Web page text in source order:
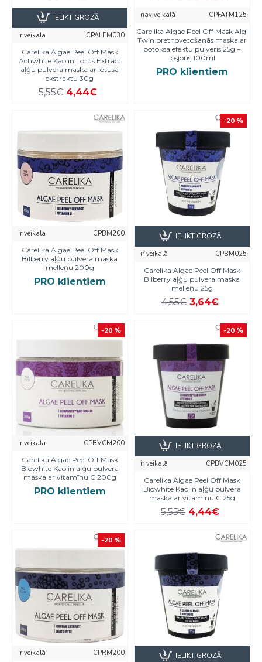
ir veikalā
CPALEM030
Carelika Algae Peel Off Mask
Actiwhite Kaolin Lotus Extract
aļģu pulvera maska ar lotusa
ekstraktu 30g
5,55€ 4,44€
IELIKT GROZĀ nav veikalā
CPFATM125
Carelika Algae Peel Off Mask Algi
Twin pretnovecošanās maska ar
botoksa efektu pūlveris 25g +
losjons 100ml
PRO klientiem
ir veikalā
CPBM200
Carelika Algae Peel Off Mask
Bilberry aļģu pulvera maska
melleņu 200g
PRO klientiem
-20 %
ir veikalā
CPBM025
Carelika Algae Peel Off Mask
Bilberry aļģu pulvera maska
melleņu 25g
4,55€ 3,64€
IELIKT GROZĀ
-20 %
ir veikalā
CPBVCM200
Carelika Algae Peel Off Mask
Biowhite Kaolin aļģu pulvera
maska ar vitamīnu C 200g
PRO klientiem
-20 %
ir veikalā
CPBVCM025
Carelika Algae Peel Off Mask
Biowhite Kaolin aļģu pulvera
maska ar vitamīnu C 25g
5,55€ 4,44€
IELIKT GROZĀ
-20 %
ir veikalā CPRM200 IELIKT GROZĀ